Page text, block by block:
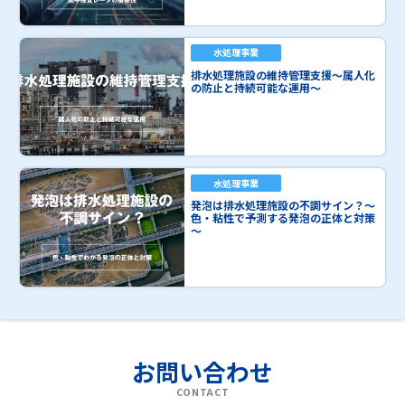
水処理事業
排水処理施設の維持管理支援～属人化
の防止と持続可能な運用～
水処理事業
発泡は排水処理施設の不調サイン？～
色・粘性で予測する発泡の正体と対策
～
お問い合わせ
CONTACT